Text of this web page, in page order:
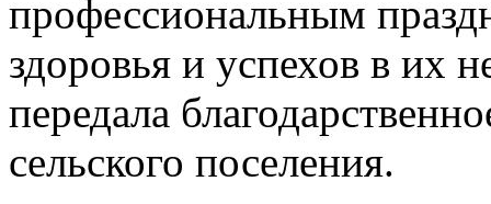
профессиональным
здоровья и успехов в их
передала
сельского поселения.